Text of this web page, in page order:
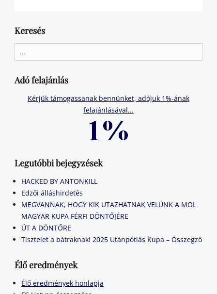
Keresés
for:
Adó felajánlás
Kérjük támogassanak bennünket, adójuk 1%-ának
felajánlásával...
Legutóbbi bejegyzések
HACKED BY ANTONKILL
Edzői álláshirdetés
MEGVANNAK, HOGY KIK UTAZHATNAK VELÜNK A MOL
MAGYAR KUPA FÉRFI DÖNTŐJÉRE
ÚT A DÖNTŐRE
Tisztelet a bátraknak! 2025 Utánpótlás Kupa – Összegző
Élő eredmények
Élő eredmények honlapja